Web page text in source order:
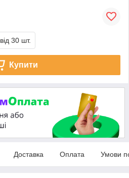
від 30 шт.
Купити
Доставка Оплата Умови